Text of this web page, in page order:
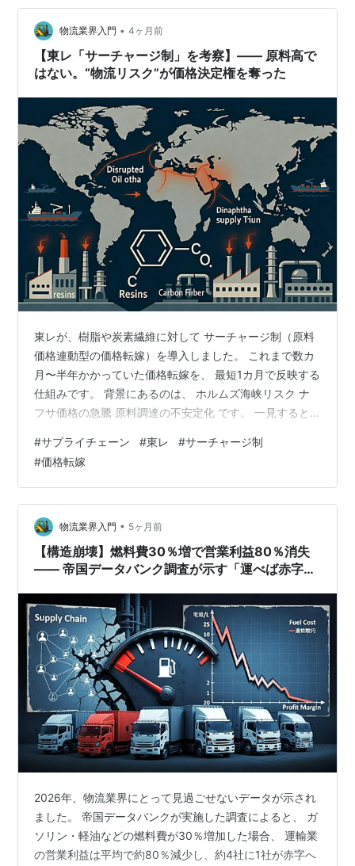
す。 しかし物流構造の視点で見ると、これは解決策では
なく、構造崩壊の…
物流業界入門 • 4ヶ月前
【東レ「サーチャージ制」を考察】―― 原料高で
はない。“物流リスク”が価格決定権を奪った
東レが、樹脂や炭素繊維に対して サーチャージ制（原料
価格連動型の価格転嫁）を導入しました。 これまで数カ
月〜半年かかっていた価格転嫁を、 最短1カ月で反映する
仕組みです。 背景にあるのは、 ホルムズ海峡リスク ナ
フサ価格の急騰 原料調達の不安定化 です。 一見すると
れはコスト問題ではない。 “価格決定の主導権”が崩れた
構造変化です。 ■ 前提｜ナフサは「石油」ではなく“物
流の結晶” まず押さえるべきはここです。 東レの主力製
品である、 樹脂 炭素繊維 これらはすべて、 ナフサ（石
油精製の中間原料）に依存 しています。 そしてナフサと
は何…
#サプライチェーン #東レ #サーチャージ制
#価格転嫁
物流業界入門 • 5ヶ月前
【構造崩壊】燃料費30％増で営業利益80％消失
―― 帝国データバンク調査が示す「運べば赤字」
2026年、物流業界にとって見過ごせないデータが示され
ました。 帝国データバンクが実施した調査によると、 ガ
ソリン・軽油などの燃料費が30％増加した場合、 運輸業
の営業利益は平均で約80％減少し、約4社に1社が赤字へ